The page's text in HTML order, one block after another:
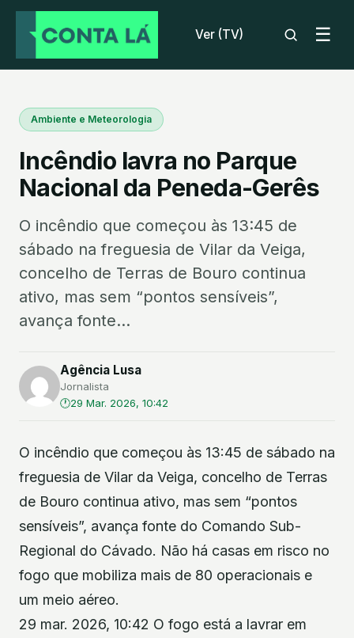
Ver (TV) ☰
Ambiente e Meteorologia
Incêndio lavra no Parque
Nacional da Peneda-Gerês
O incêndio que começou às 13:45 de
sábado na freguesia de Vilar da Veiga,
concelho de Terras de Bouro continua
ativo, mas sem “pontos sensíveis”,
avança fonte...
Agência Lusa
Jornalista
29 Mar. 2026, 10:42
O incêndio que começou às 13:45 de sábado na
freguesia de Vilar da Veiga, concelho de Terras
de Bouro continua ativo, mas sem “pontos
sensíveis”, avança fonte do Comando Sub-
Regional do Cávado. Não há casas em risco no
fogo que mobiliza mais de 80 operacionais e
um meio aéreo.
29 mar. 2026, 10:42 O fogo está a lavrar em